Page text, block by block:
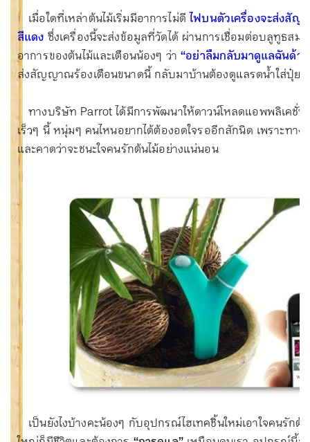
เมื่อใดที่เหล่าต้นไม้เริ่มมีอาการไม่ดี ไฟบนตัวเครื่องจะส่งสั
สีแดง ซึ่งเครื่องนี้จะส่งข้อมูลที่วัดได้ ผ่านการเชื่อมต่อบลูทูธสม
อาการของต้นไม้และเตือนน้องๆ ว่า“อย่าลืมกลับมาดูแลฉันด้ว
ส่งสัญญาณร้องเตือนขนาดนี้ กลับมาบ้านต้องดูแลรดน้ำใส่ปุ๋ยอ
ทางบริษัท Parrot ได้มีการพัฒนาให้ดาวน์โหลดแอพพลิเคชั่น
เร็วๆ นี้ หนุ่มๆ คนไหนอยากได้ต้องอดใจรออีกสักนิด เพราะทาง
และคาดว่าจะชนะใจคนรักต้นไม้อย่างแน่นอน
เป็นยังไงบ้างคะน้องๆ กับอุปกรณ์ไฮเทคชิ้นใหม่เอาใจคนรักต้